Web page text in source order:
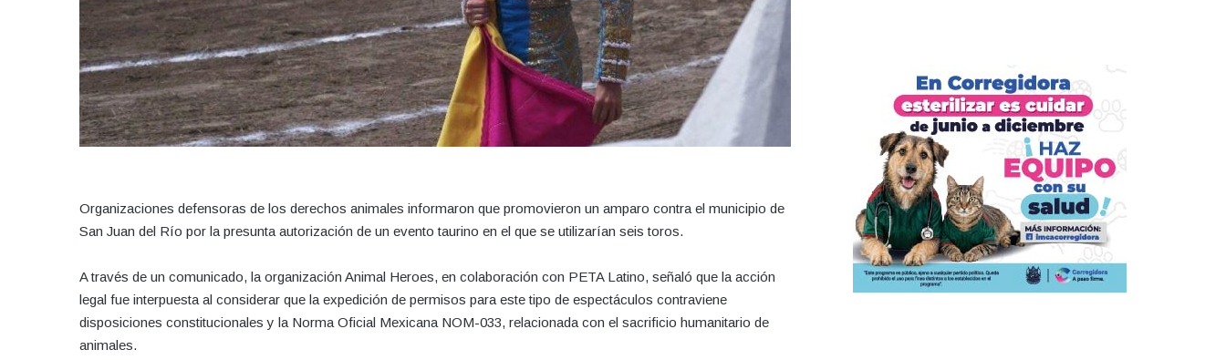
Organizaciones defensoras de los derechos animales informaron que promovieron un amparo contra el municipio de
San Juan del Río por la presunta autorización de un evento taurino en el que se utilizarían seis toros.
A través de un comunicado, la organización Animal Heroes, en colaboración con PETA Latino, señaló que la acción
legal fue interpuesta al considerar que la expedición de permisos para este tipo de espectáculos contraviene
disposiciones constitucionales y la Norma Oficial Mexicana NOM-033, relacionada con el sacrificio humanitario de
animales.